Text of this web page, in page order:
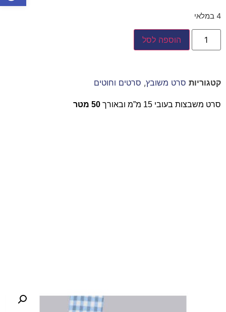
4 במלאי
הוספה לסל
קטגוריות סרט משובץ, סרטים וחוטים
סרט משבצות בעובי 15 מ”מ ובאורך 50 מטר